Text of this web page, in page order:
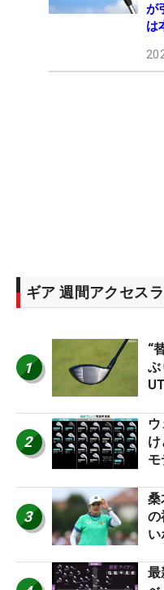
が
は
ギア 週間アクセス
1
“
ぶ
2
3
桑
ー
最